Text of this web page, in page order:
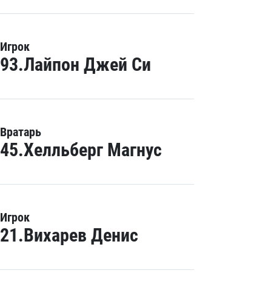
Игрок
93.Лайпон Джей Си
Вратарь
45.Хелльберг Магнус
Игрок
21.Вихарев Денис